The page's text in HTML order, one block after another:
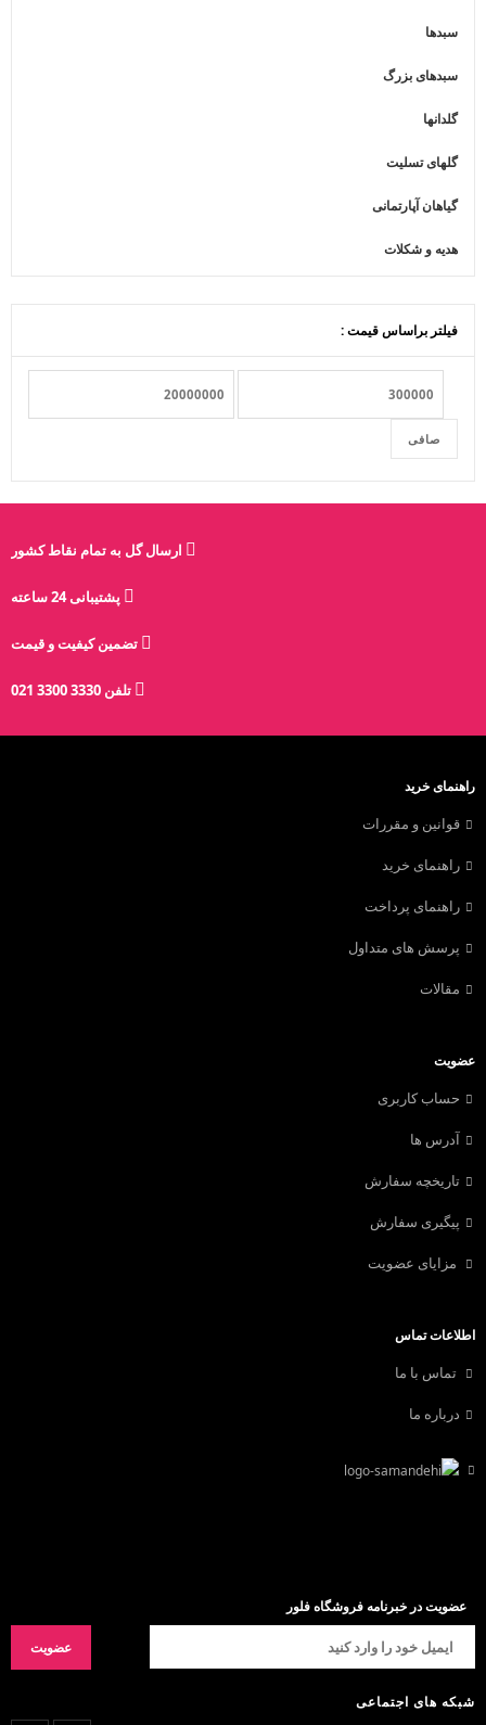
سبدها
سبدهای بزرگ
گلدانها
گلهای تسلیت
گیاهان آپارتمانی
هدیه و شکلات
فیلتر براساس قیمت :
صافی
ارسال گل به تمام نقاط کشور
پشتیبانی 24 ساعته
تضمین کیفیت و قیمت
تلفن 3330 3300 021
راهنمای خرید
قوانین و مقررات
راهنمای خرید
راهنمای پرداخت
پرسش های متداول
مقالات
عضویت
حساب کاربری
آدرس ها
تاریخچه سفارش
پیگیری سفارش
مزایای عضویت
اطلاعات تماس
تماس با ما
درباره ما
عضویت در خبرنامه فروشگاه فلور
شبکه های اجتماعی